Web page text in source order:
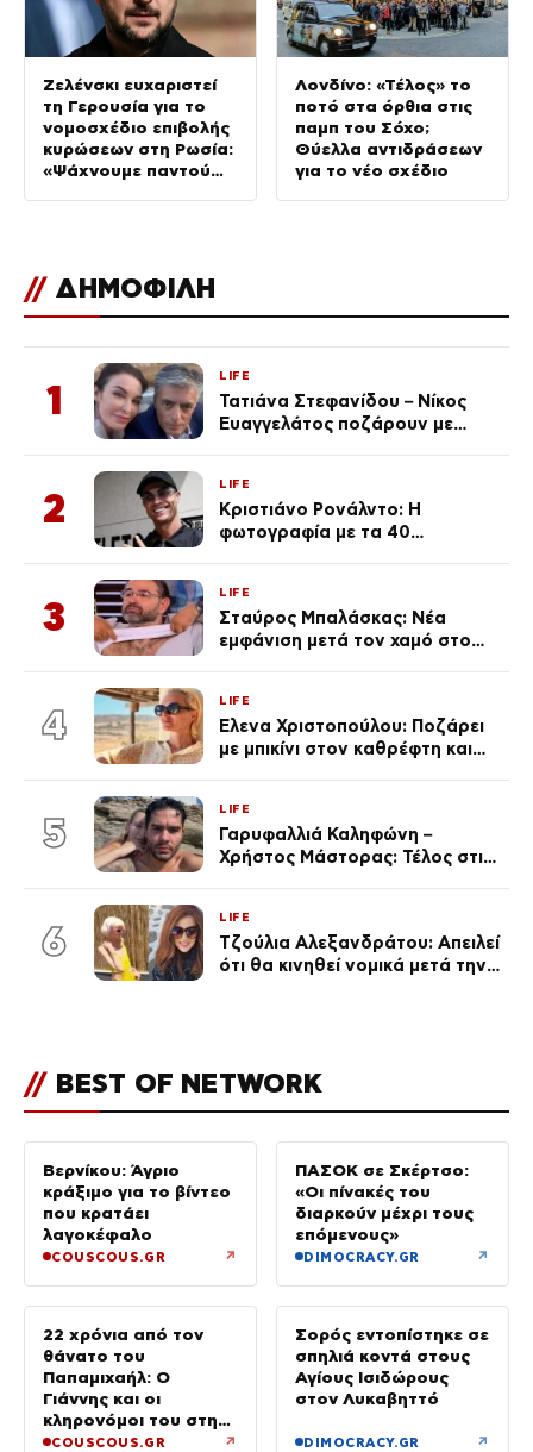
Ζελένσκι ευχαριστεί
τη Γερουσία για το
νομοσχέδιο επιβολής
κυρώσεων στη Ρωσία:
«Ψάχνουμε παντού
Λονδίνο: «Τέλος» το
ποτό στα όρθια στις
παμπ του Σόχο;
Θύελλα αντιδράσεων
για το νέο σχέδιο
// ΔΗΜΟΦΙΛΗ
1
LIFE
Τατιάνα Στεφανίδου – Νίκος
Ευαγγελάτος ποζάρουν με
2
LIFE
Κριστιάνο Ρονάλντο: Η
φωτογραφία με τα 40
εκ. likes
3
LIFE
Σταύρος Μπαλάσκας: Νέα
εμφάνιση μετά τον χαμό στο
4
LIFE
Έλενα Χριστοπούλου: Ποζάρει
με μπικίνι στον καθρέφτη και
καθεμία…» (Βίντεο)
5
LIFE
Γαρυφαλλιά Καληφώνη –
Χρήστος Μάστορας: Τέλος στις
6
LIFE
Τζούλια Αλεξανδράτου: Απειλεί
ότι θα κινηθεί νομικά μετά την
// BEST OF NETWORK
Βερνίκου: Άγριο
κράξιμο για το βίντεο
που κρατάει
λαγοκέφαλο
COUSCOUS.GR ↗
ΠΑΣΟΚ σε Σκέρτσο:
«Οι πίνακές του
διαρκούν μέχρι τους
επόμενους»
DIMOCRACY.GR ↗
22 χρόνια από τον
θάνατο του
Παπαμιχαήλ: Ο
Γιάννης και οι
κληρονόμοι του στη
διαθήκη
COUSCOUS.GR ↗
Σορός εντοπίστηκε σε
σπηλιά κοντά στους
Αγίους Ισιδώρους
στον Λυκαβηττό
DIMOCRACY.GR ↗